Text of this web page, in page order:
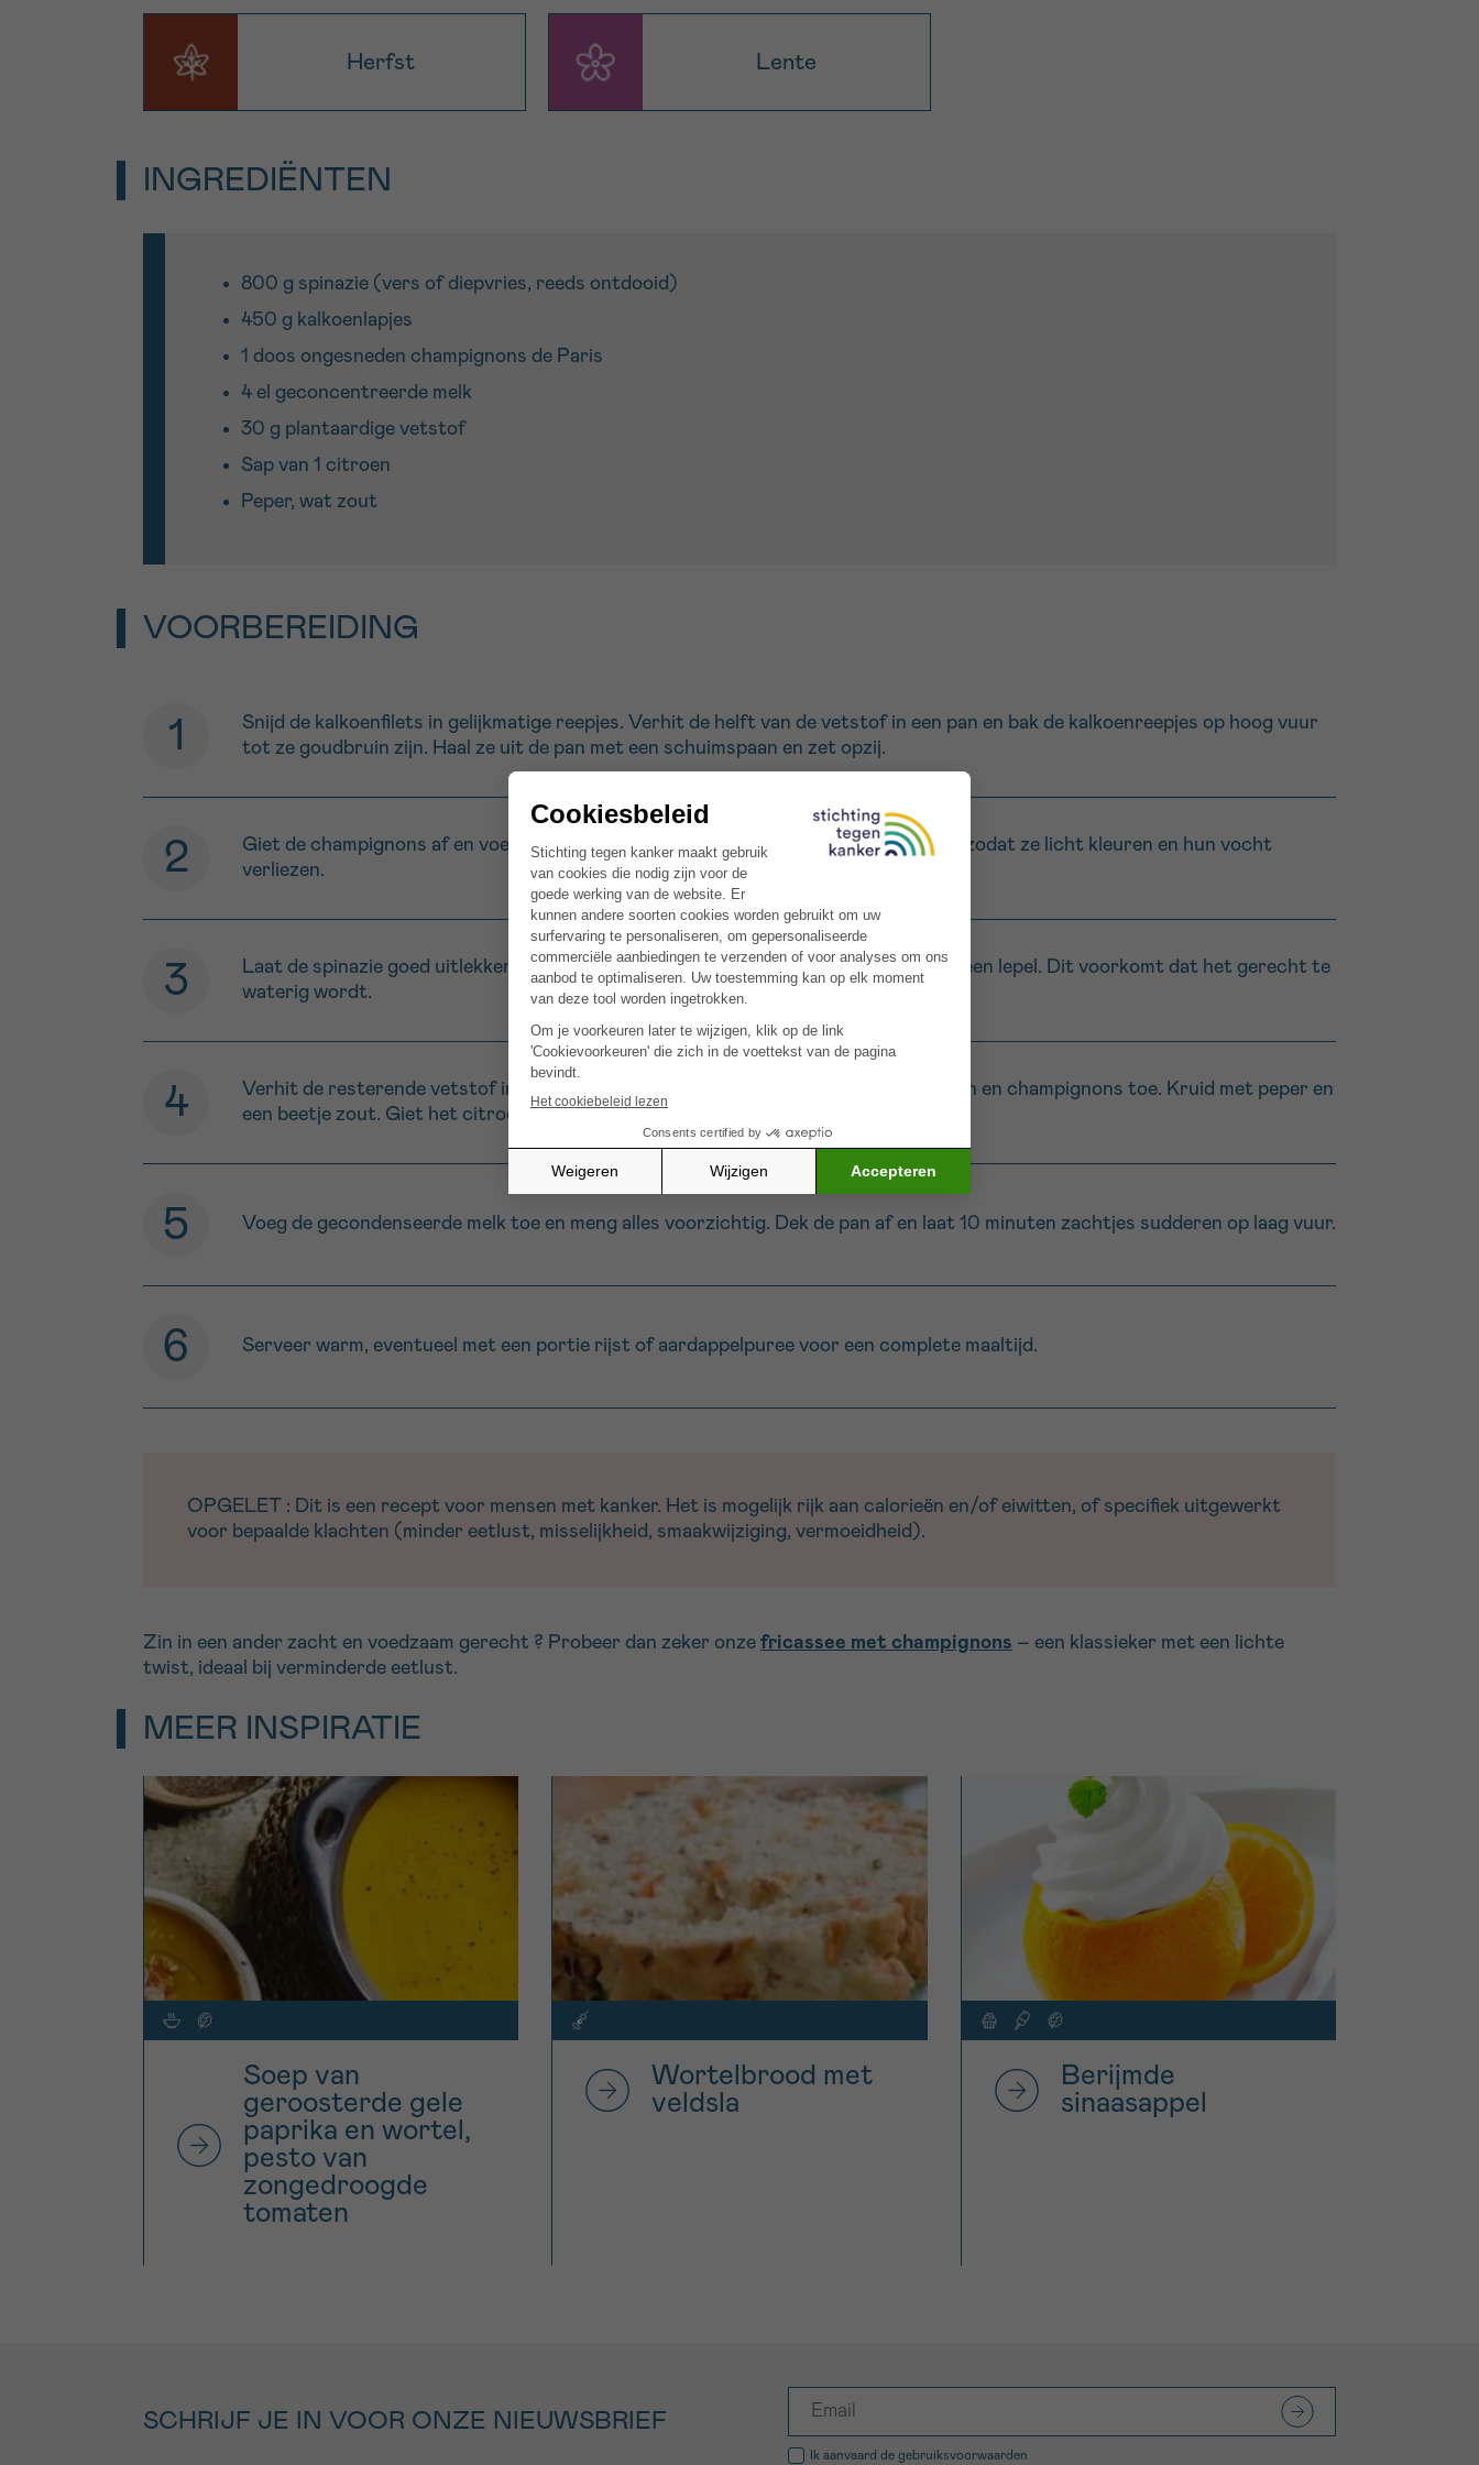
Herfst Lente
INGREDIËNTEN
800 g spinazie (vers of diepvries, reeds ontdooid)
450 g kalkoenlapjes
1 doos ongesneden champignons de Paris
4 el geconcentreerde melk
30 g plantaardige vetstof
Sap van 1 citroen
Peper, wat zout
VOORBEREIDING
Snijd de kalkoenfilets in gelijkmatige reepjes. Verhit de helft van de vetstof in een pan en bak de kalkoenreepjes op hoog vuur
tot ze goudbruin zijn. Haal ze uit de pan met een schuimspaan en zet opzij.
Giet de champignons af en voeg ze toe aan dezelfde pan. Laat ze 5 minuten bakken zodat ze licht kleuren en hun vocht
verliezen.
Laat de spinazie goed uitlekken en druk het overtollige vocht eruit met een zeef of een lepel. Dit voorkomt dat het gerecht te
waterig wordt.
Verhit de resterende vetstof in een grote pan of stoofpot. Voeg de spinazie, kalkoen en champignons toe. Kruid met peper en
een beetje zout. Giet het citroensap erbij en roer goed door.
Voeg de gecondenseerde melk toe en meng alles voorzichtig. Dek de pan af en laat 10 minuten zachtjes sudderen op laag vuur.
Serveer warm, eventueel met een portie rijst of aardappelpuree voor een complete maaltijd.
OPGELET : Dit is een recept voor mensen met kanker. Het is mogelijk rijk aan calorieën en/of eiwitten, of specifiek uitgewerkt
voor bepaalde klachten (minder eetlust, misselijkheid, smaakwijziging, vermoeidheid).
Zin in een ander zacht en voedzaam gerecht ? Probeer dan zeker onze fricassee met champignons – een klassieker met een lichte
twist, ideaal bij verminderde eetlust.
MEER INSPIRATIE
Soep van
geroosterde gele
paprika en wortel,
pesto van
zongedroogde
tomaten
Wortelbrood met
veldsla
Berijmde
sinaasappel
SCHRIJF JE IN VOOR ONZE NIEUWSBRIEF
Ik aanvaard de gebruiksvoorwaarden